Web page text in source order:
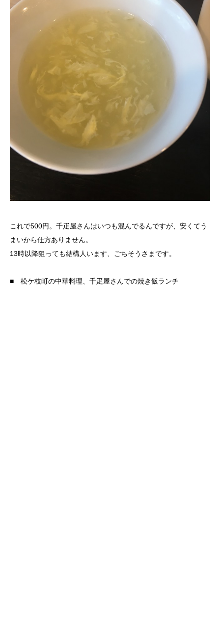
これで500円。千疋屋さんはいつも混んでるんですが、安くてう
まいから仕方ありません。
13時以降狙っても結構人います、ごちそうさまです。
■ 松ケ枝町の中華料理、千疋屋さんでの焼き飯ランチ